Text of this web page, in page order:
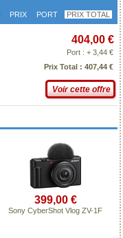
PRIX PORT PRIX TOTAL
404,00 €
Port : + 3,44 €
Prix Total : 407,44 €
Voir cette offre
399,00 €
Sony CyberShot Vlog ZV-1F